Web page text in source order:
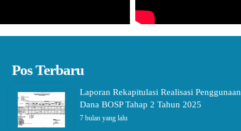
Pos Terbaru
Laporan Rekapitulasi Realisasi Penggunaan
Dana BOSP Tahap 2 Tahun 2025
7 bulan yang lalu